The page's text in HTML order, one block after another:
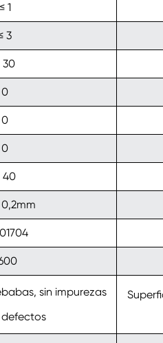
≤ 1
3
30
0
0
0
40
sin impurezas